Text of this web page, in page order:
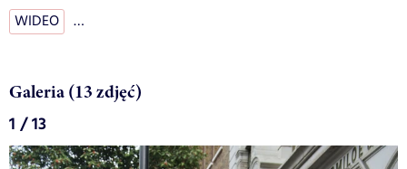
WIDEO …
Galeria (13 zdjęć)
1 / 13